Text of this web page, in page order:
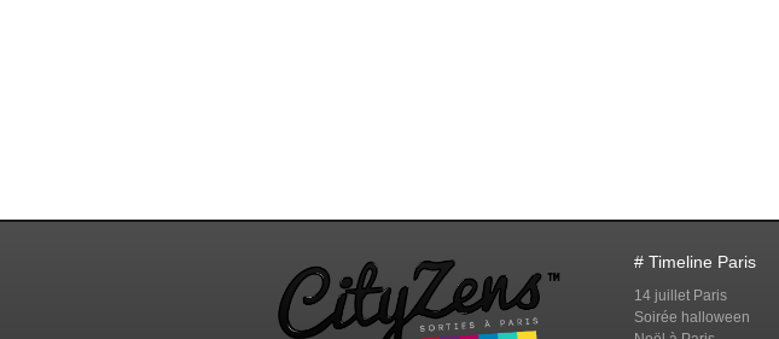
# Timeline Paris
14 juillet Paris
Soirée halloween